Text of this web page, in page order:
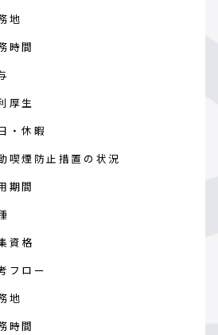
地
時間
厚生
・休暇
喫煙防止措置の状況
期間
資格
フロー
地
時間